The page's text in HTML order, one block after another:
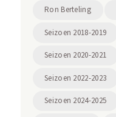
Ron Berteling
Seizoen 2018-2019
Seizoen 2020-2021
Seizoen 2022-2023
Seizoen 2024-2025